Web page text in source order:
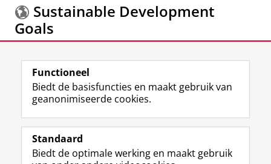
Sustainable Development
Goals
Meer informatie over deSustainable Development
Goals.
Volg de RUG
F
a
e
L
i
k
R
S
-
I
n
t
Y
o
T
Studiekiezers
Functioneel
Biedt de basisfuncties en maakt gebruik van
geanonimiseerde cookies.
Standaard
Biedt de optimale werking en maakt gebruik